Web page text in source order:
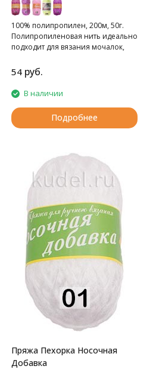
100% полипропилен, 200м, 50г.
Полипропиленовая нить идеально
подходит для вязания мочалок,
искусственных цветов и любых
украшений
54 руб.
В наличии
Подробнее
Пряжа Пехорка Носочная
Добавка